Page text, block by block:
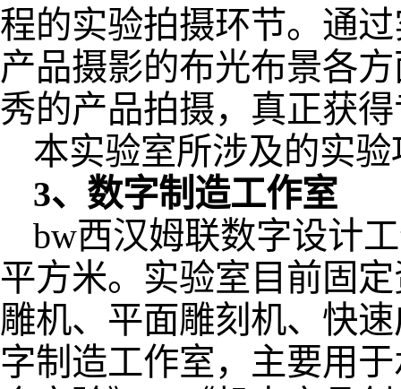
程的实验拍摄环节。通
产品摄影的布光布景各
秀的产品拍摄，真正获
本实验室所涉及的实
3、数字制造工作室
bw西汉姆联数字设计
平方米。实验室目前固
雕机、平面雕刻机、快
字制造工作室，主要用